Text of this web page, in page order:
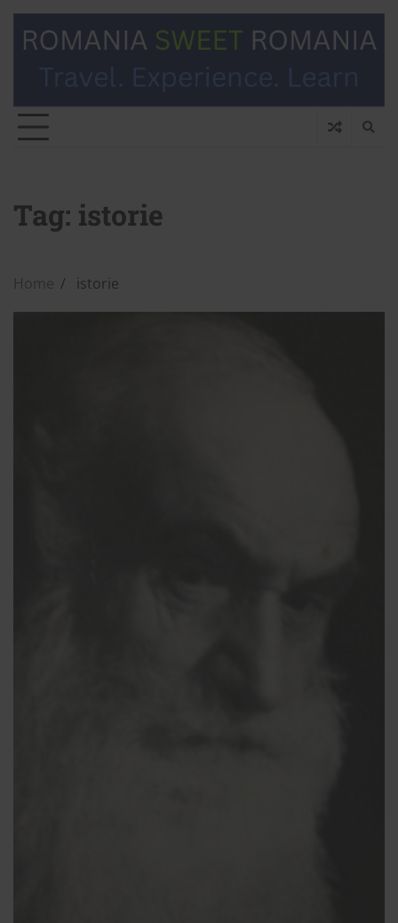
Tag: istorie
Home istorie